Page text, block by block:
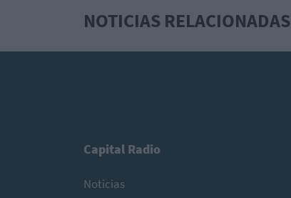
NOTICIAS RELACIONADAS
Capital Radio
Noticias